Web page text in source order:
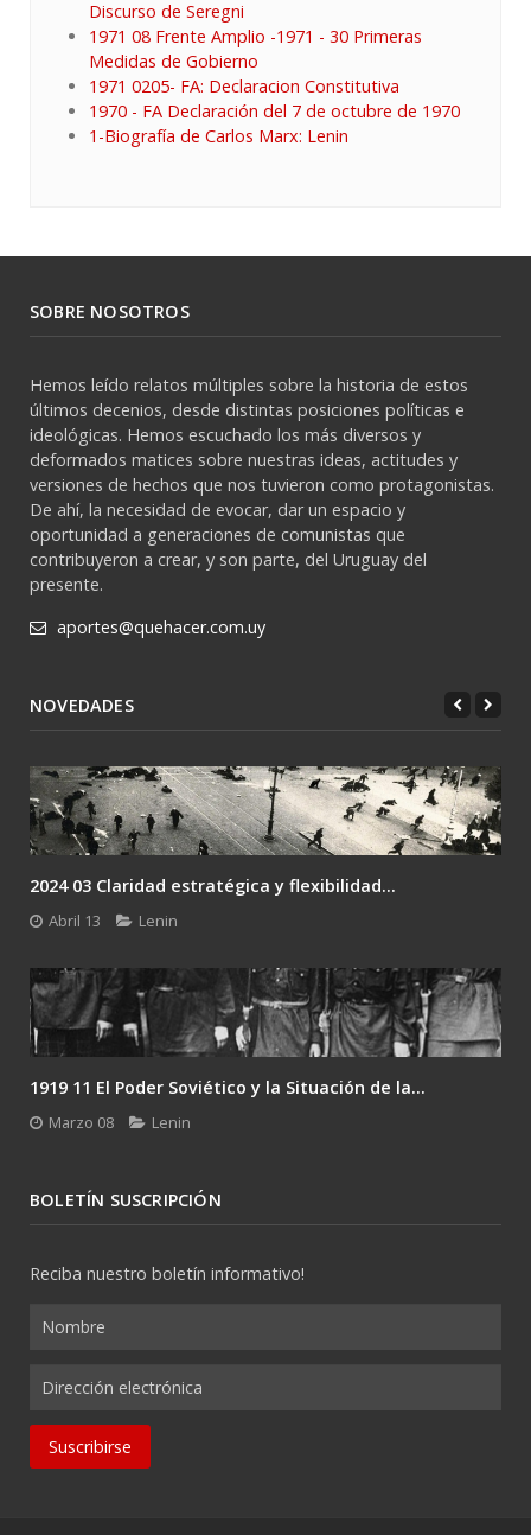
Discurso de Seregni
1971 08 Frente Amplio -1971 - 30 Primeras
Medidas de Gobierno
1971 0205- FA: Declaracion Constitutiva
1970 - FA Declaración del 7 de octubre de 1970
1-Biografía de Carlos Marx: Lenin
SOBRE NOSOTROS
Hemos leído relatos múltiples sobre la historia de estos
últimos decenios, desde distintas posiciones políticas e
ideológicas. Hemos escuchado los más diversos y
deformados matices sobre nuestras ideas, actitudes y
versiones de hechos que nos tuvieron como protagonistas.
De ahí, la necesidad de evocar, dar un espacio y
oportunidad a generaciones de comunistas que
contribuyeron a crear, y son parte, del Uruguay del
presente.
aportes@quehacer.com.uy
NOVEDADES
2024 03 Claridad estratégica y flexibilidad...
Abril 13 Lenin
1919 11 El Poder Soviético y la Situación de la...
Marzo 08 Lenin
BOLETÍN SUSCRIPCIÓN
Reciba nuestro boletín informativo!